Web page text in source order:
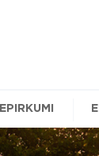
IEPIRKUMI